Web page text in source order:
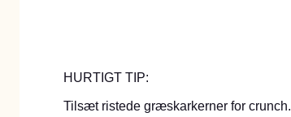
HURTIGT TIP:
Tilsæt ristede græskarkerner for crunch.